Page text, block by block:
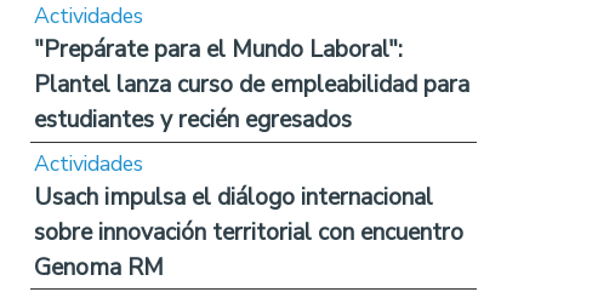
Actividades
"Prepárate para el Mundo Laboral":
Plantel lanza curso de empleabilidad para
estudiantes y recién egresados
Actividades
Usach impulsa el diálogo internacional
sobre innovación territorial con encuentro
Genoma RM